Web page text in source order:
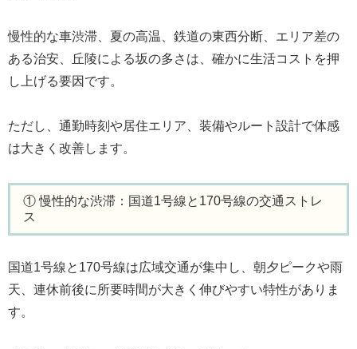
慢性的な車渋滞、夏の高温、鉄道の東西分断、エリア差の
ある治安、丘陵による坂の多さは、確かに生活コストを押
し上げる要因です。
ただし、通勤時刻や居住エリア、装備やルート設計で体感
は大きく改善します。
① 慢性的な渋滞：国道1号線と170号線の交通ストレ
ス
国道1号線と170号線は広域交通が集中し、朝夕ピークや雨
天、連休前後に所要時間が大きく伸びやすい特性がありま
す。